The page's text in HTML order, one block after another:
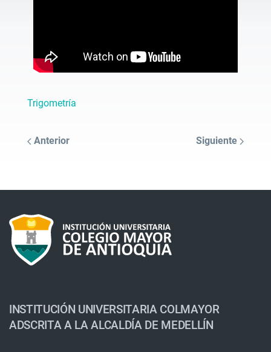
Trigometría
Anterior Siguiente
INSTITUCIÓN UNIVERSITARIA COLMAYOR
ADSCRITA A LA ALCALDÍA DE MEDELLÍN